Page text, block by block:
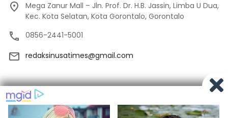
Mega Zanur Mall – Jln. Prof. Dr. H.B. Jassin, Limba U Dua,
Kec. Kota Selatan, Kota Gorontalo, Gorontalo
0856-2441-5001
redaksinusatimes@gmail.com